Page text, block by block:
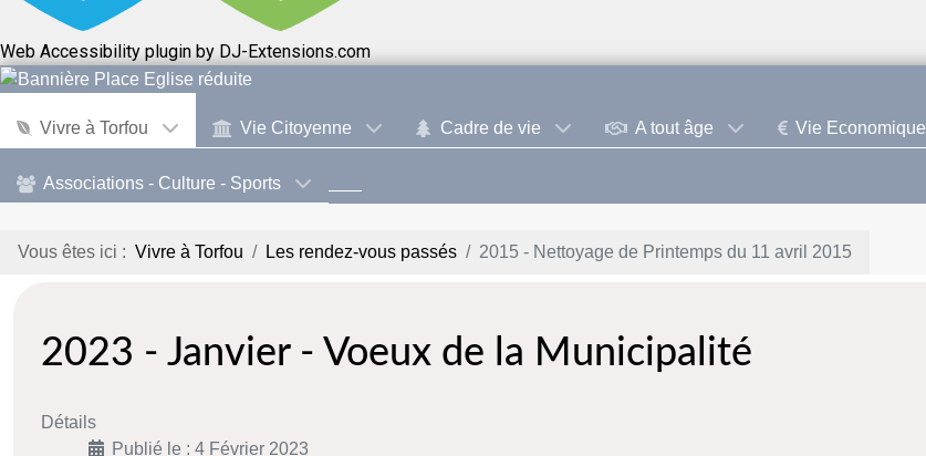
Web Accessibility plugin by DJ-Extensions.com
Vivre à Torfou Vie Citoyenne Cadre de vie A tout âge Vie Economique
Associations - Culture - Sports
Vous êtes ici : Vivre à Torfou Les rendez-vous passés 2015 - Nettoyage de Printemps du 11 avril 2015
2023 - Janvier - Voeux de la Municipalité
Détails
Publié le : 4 Février 2023